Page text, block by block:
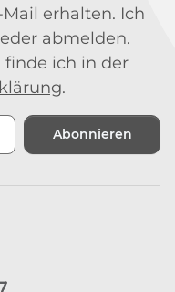
erhalten. Ich
abmelden.
ich in der
.
Abonnieren